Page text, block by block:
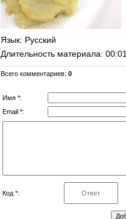
Язык: Русский
Длительность материала:
Всего комментариев: 0
Имя *:
Email *:
Код *: